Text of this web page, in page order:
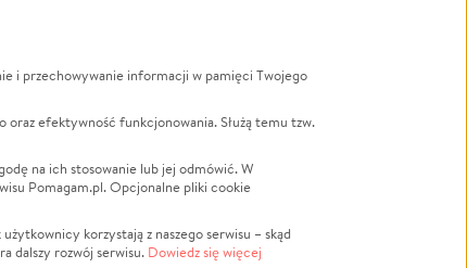
LGBTQ+
Powódź
Wichura
Religia
i przechowywanie informacji w pamięci Twojego
efektywność funkcjonowania. Służą temu tzw.
na ich stosowanie lub jej odmówić. W
Pomagam.pl. Opcjonalne pliki cookie
korzystają z naszego serwisu – skąd
dalszy rozwój serwisu. Dowiedz się więcej